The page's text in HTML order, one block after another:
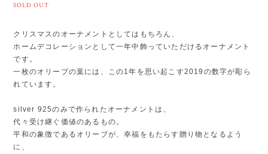
SOLD OUT
クリスマスのオーナメントとしてはもちろん、
ホームデコレーションとして一年中飾っていただけるオーナメント
です。
一枚のオリーブの葉には、この1年を思い起こす2019の数字が彫ら
れています。
silver 925のみで作られたオーナメントは、
代々受け継ぐ価値のあるもの。
平和の象徴であるオリーブが、幸福をもたらす贈り物となるよう
に、